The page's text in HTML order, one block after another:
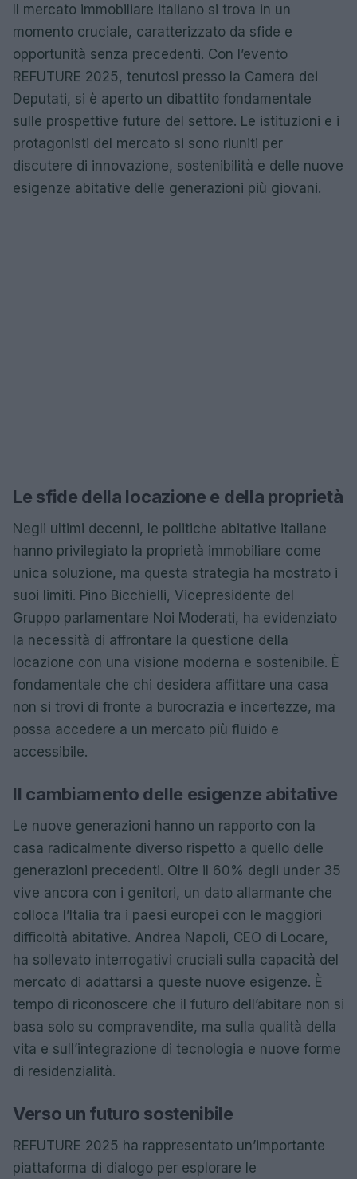
Il mercato immobiliare italiano si trova in un
momento cruciale, caratterizzato da sfide e
opportunità senza precedenti. Con l’evento
REFUTURE 2025, tenutosi presso la Camera dei
Deputati, si è aperto un dibattito fondamentale
sulle prospettive future del settore. Le istituzioni e i
protagonisti del mercato si sono riuniti per
discutere di innovazione, sostenibilità e delle nuove
esigenze abitative delle generazioni più giovani.
Le sfide della locazione e della proprietà
Negli ultimi decenni, le politiche abitative italiane
hanno privilegiato la proprietà immobiliare come
unica soluzione, ma questa strategia ha mostrato i
suoi limiti. Pino Bicchielli, Vicepresidente del
Gruppo parlamentare Noi Moderati, ha evidenziato
la necessità di affrontare la questione della
locazione con una visione moderna e sostenibile. È
fondamentale che chi desidera affittare una casa
non si trovi di fronte a burocrazia e incertezze, ma
possa accedere a un mercato più fluido e
accessibile.
Il cambiamento delle esigenze abitative
Le nuove generazioni hanno un rapporto con la
casa radicalmente diverso rispetto a quello delle
generazioni precedenti. Oltre il 60% degli under 35
vive ancora con i genitori, un dato allarmante che
colloca l’Italia tra i paesi europei con le maggiori
difficoltà abitative. Andrea Napoli, CEO di Locare,
ha sollevato interrogativi cruciali sulla capacità del
mercato di adattarsi a queste nuove esigenze. È
tempo di riconoscere che il futuro dell’abitare non si
basa solo su compravendite, ma sulla qualità della
vita e sull’integrazione di tecnologia e nuove forme
di residenzialità.
Verso un futuro sostenibile
REFUTURE 2025 ha rappresentato un’importante
piattaforma di dialogo per esplorare le